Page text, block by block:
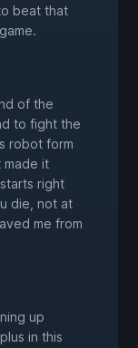
beat that
of the
to fight the
robot form
made it
right
die, not at
me from
up
in this